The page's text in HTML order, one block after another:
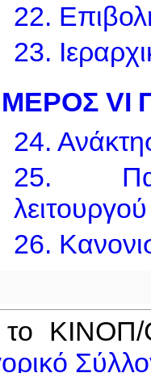
22.
23.
ΜΕΡΟΣ VI
24.
25.
λειτουργού
26.